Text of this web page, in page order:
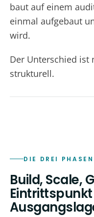
baut auf einem
einmal aufgebaut
wird.
Der Unterschied ist
strukturell.
DIE DREI PHASEN
Build, Scale,